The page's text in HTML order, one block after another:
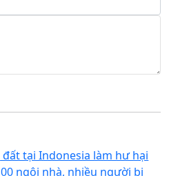
tại Indonesia làm hư hại
ngôi nhà, nhiều người bị